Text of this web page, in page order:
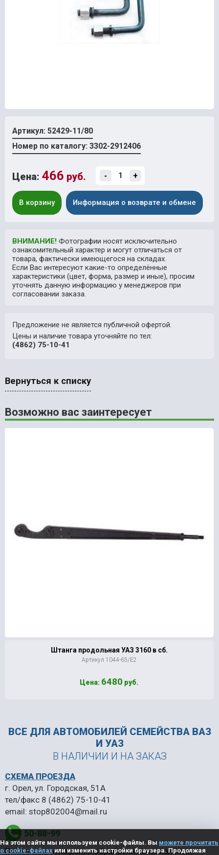
Артикул: 52429-11/80
Номер по каталогу: 3302-2912406
Цена: 466 руб. - +
В корзину Информация о возврате и обмене
ВНИМАНИЕ! Фотографии носят исключительно
ознакомительный характер и могут отличаться от
товара, фактически имеющегося на складах.
Если Вас интересуют какие-то определённые
характеристики (цвет, форма, размер и иные), просим
уточнять данную информацию у менеджеров при
согласовании заказа.
Предложение не является публичной офертой.
Цены и наличие товара уточняйте по тел:
(4862) 75-10-41
Вернуться к списку
Возможно вас заинтересует
Штанга продольная УАЗ 3160 в сб.
Артикул 1044-65/Е2
Цена: 6480 руб.
ВСЕ ДЛЯ АВТОМОБИЛЕЙ СЕМЕЙСТВА ВАЗ
И УАЗ
В НАЛИЧИИ И НА ЗАКАЗ
50-88-99
СХЕМА ПРОЕЗДА
г. Орел, ул. Городская, 51А
тел/факс 8 (4862) 75-10-41
email: stop802004@mail.ru
Политика в отношении обработки персональных
На этом сайте мы используем cookie-файлы. Вы можете прочитать
о cookie-файлахили изменить настройки браузера. Продолжая